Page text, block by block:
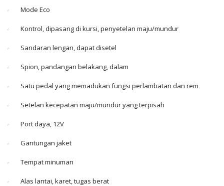
Mode Eco
Kontrol, dipasang di kursi, penyetelan maju/mundur
Sandaran lengan, dapat disetel
Spion, pandangan belakang, dalam
Satu pedal yang memadukan fungsi perlambatan dan rem
Setelan kecepatan maju/mundur yang terpisah
Port daya, 12V
Gantungan jaket
Tempat minuman
Alas lantai, karet, tugas berat